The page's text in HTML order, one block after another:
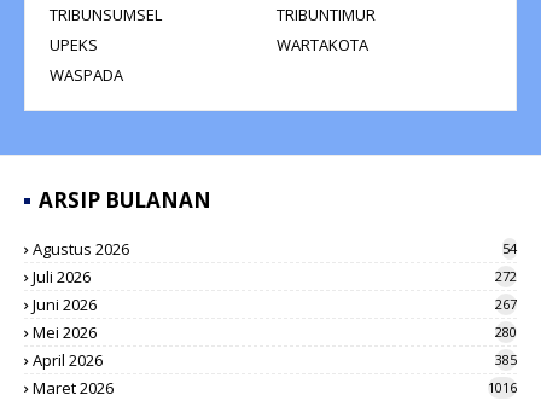
TRIBUNSUMSEL
TRIBUNTIMUR
UPEKS
WARTAKOTA
WASPADA
ARSIP BULANAN
Agustus 2026 54
Juli 2026 272
Juni 2026 267
Mei 2026 280
April 2026 385
Maret 2026 1016